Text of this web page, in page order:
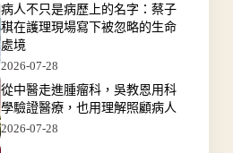
病人不只是病歷上的名字：蔡子
稘在護理現場寫下被忽略的生命
處境
2026-07-28
從中醫走進腫瘤科，吳教恩用科
學驗證醫療，也用理解照顧病人
2026-07-28